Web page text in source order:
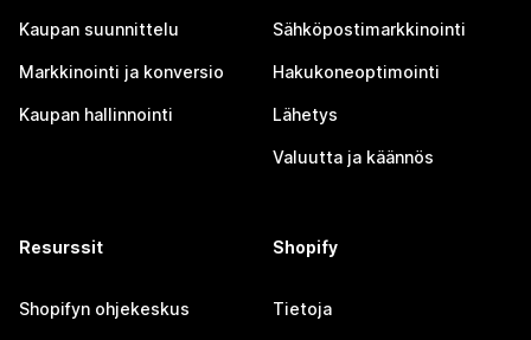
Kaupan suunnittelu
Markkinointi ja konversio
Kaupan hallinnointi
Sähköpostimarkkinointi
Hakukoneoptimointi
Lähetys
Valuutta ja käännös
Resurssit
Shopifyn ohjekeskus
Shopify
Tietoja